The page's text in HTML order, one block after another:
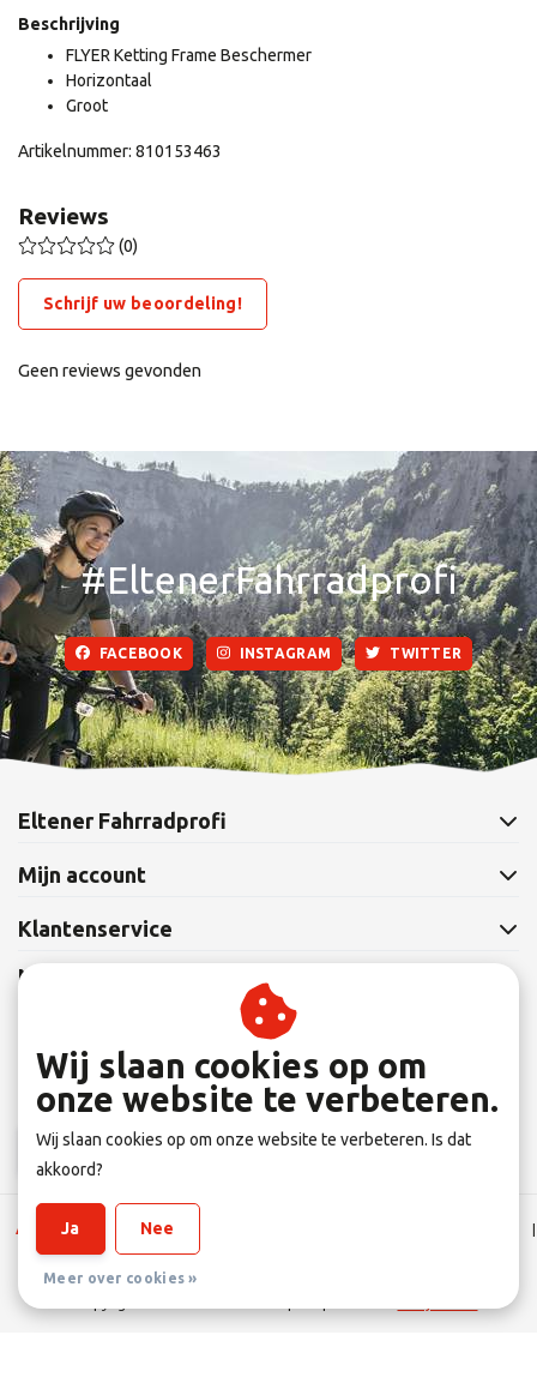
Beschrijving
FLYER Ketting Frame Beschermer
Horizontaal
Groot
Artikelnummer: 810153463
Reviews
(0)
Schrijf uw beoordeling!
Geen reviews gevonden
#EltenerFahrradprofi
FACEBOOK INSTAGRAM TWITTER
Eltener Fahrradprofi
Mijn account
Klantenservice
Nieuwsbrief
Abonneer je op onze nieuwsbrief om op de hoogte te blijven.
Abonneer
Algemene Leverings voorwaarden
|
Sitemap
Wij slaan cookies op om
onze website te verbeteren.
Wij slaan cookies op om onze website te verbeteren. Is dat
akkoord?
Ja Nee
Meer over cookies »